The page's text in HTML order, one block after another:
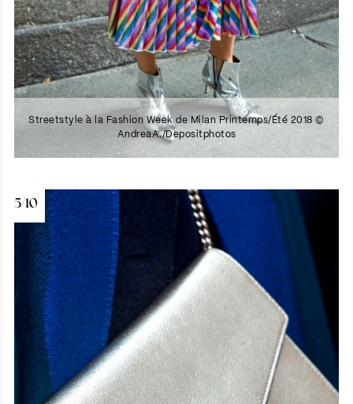
Streetstyle à la Fashion Week de Milan Printemps/Été 2018 ©
AndreaA./Depositphotos
5/10